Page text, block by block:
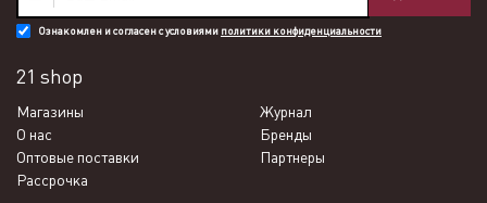
Ознакомлен и согласен с условиями политики конфиденциальности
21 shop
Магазины
Журнал
О нас
Бренды
Оптовые поставки
Партнеры
Рассрочка